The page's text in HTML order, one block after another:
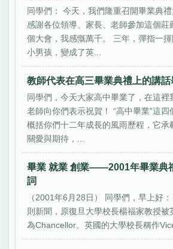
同學們： 今天，我們隆重召開畢業典
感謝各位領導、家長、老師參加這個莊
個大會，我感慨萬千。 三年，彈指一
小男孩，變成了英...
教師代表在高三畢業典禮上的講話
同學們，今天大家高中畢業了，在這裡
老師向你們表示祝賀！ “高中畢業”這
概括你們十二年成長的風雨歷程，它承
關愛與期待，...
畢業 就業 創業——2001年畢業典
詞
（2001年6月28日） 同學們，早上好
則新聞，原復旦大學校長楊福家教授被
為Chancellor。英國的大學校長稱作